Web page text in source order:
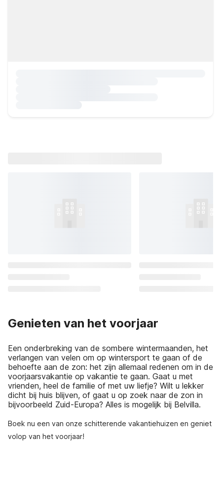
Genieten van het voorjaar
Een onderbreking van de sombere wintermaanden, het
verlangen van velen om op wintersport te gaan of de
behoefte aan de zon: het zijn allemaal redenen om in de
voorjaarsvakantie op vakantie te gaan. Gaat u met
vrienden, heel de familie of met uw liefje? Wilt u lekker
dicht bij huis blijven, of gaat u op zoek naar de zon in
bijvoorbeeld Zuid-Europa? Alles is mogelijk bij Belvilla.
Boek nu een van onze schitterende vakantiehuizen en geniet
volop van het voorjaar!